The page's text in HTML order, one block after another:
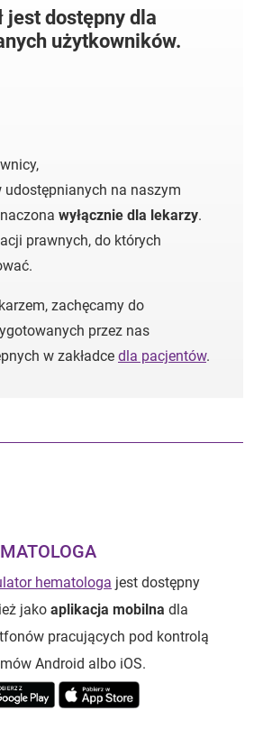
jest dostępny dla
użytkowników.
udostępnianych na naszym
wyłącznie dla lekarzy.
prawnych, do których
zachęcamy do
przez nas
w zakładce dla pacjentów.
hematologa jest dostępny
jako aplikacja mobilna dla
pracujących pod kontrolą
Android albo iOS.